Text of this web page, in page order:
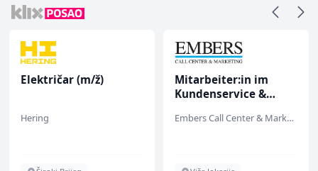
Električar (m/ž)
Hering
Mitarbeiter:in im
Kundenservice &
Embers Call Center & Marketing